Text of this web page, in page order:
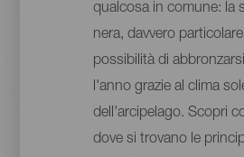
qualcosa in comune: la
nera, davvero
possibilità di
l'anno grazie al clima
dell'arcipelago. Scopri
dove si trovano le